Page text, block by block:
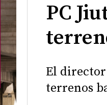
PC
El
terrenos